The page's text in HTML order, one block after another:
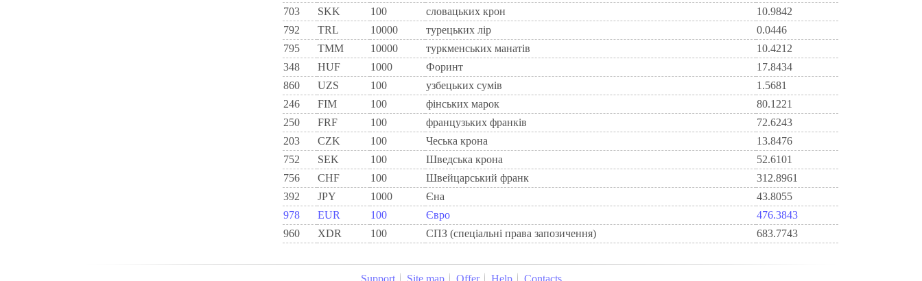
703
SKK 100 словацьких крон
10.9842
792
TRL 10000 турецьких лір
0.0446
795
TMM 10000 туркменських манатів
10.4212
348
HUF 1000 Форинт
17.8434
860
UZS 100 узбецьких сумів
1.5681
246
FIM 100 фiнських марок
80.1221
250
FRF 100 французьких франкiв
72.6243
203
CZK 100 Чеська крона
13.8476
752
SEK 100 Шведська крона
52.6101
756
CHF 100 Швейцарський франк
312.8961
392
JPY 1000 Єна
43.8055
978
EUR 100 Євро
476.3843
960
XDR 100 СПЗ (спеціальні права запозичення) 683.7743